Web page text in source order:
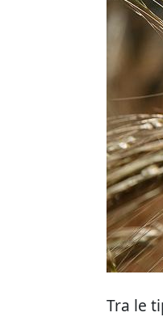
Tra le